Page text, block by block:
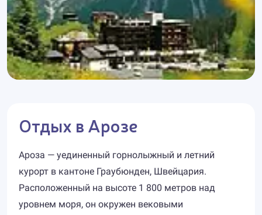
Отдых в Арозе
Ароза — уединенный горнолыжный и летний
курорт в кантоне Граубюнден, Швейцария.
Расположенный на высоте 1 800 метров над
уровнем моря, он окружен вековыми